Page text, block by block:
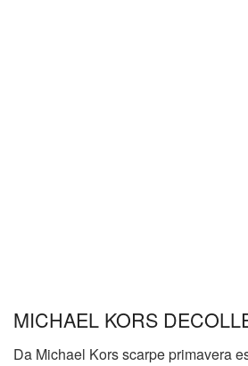
MICHAEL KORS
Da Michael Kors scarpe primavera